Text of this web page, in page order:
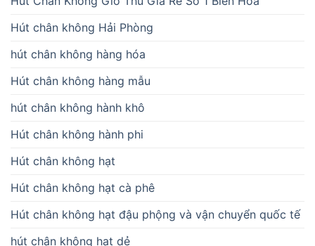
Hút chân không Hải Phòng
hút chân không hàng hóa
Hút chân không hàng mẫu
hút chân không hành khô
Hút chân không hành phi
Hút chân không hạt
Hút chân không hạt cà phê
Hút chân không hạt đậu phộng và vận chuyển quốc tế
hút chân không hạt dẻ